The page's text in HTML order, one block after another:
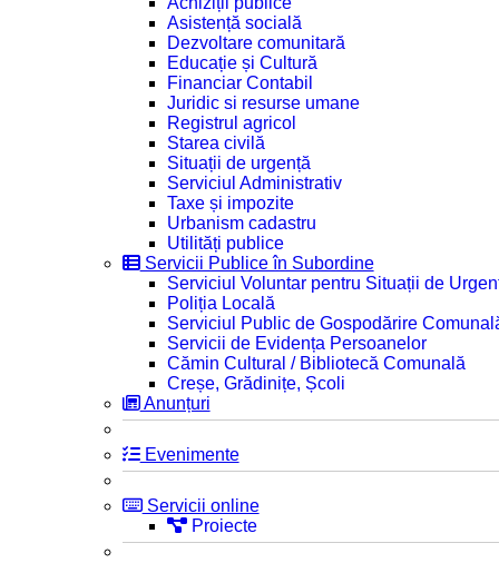
Asistență socială
Dezvoltare comunitară
Educație și Cultură
Financiar Contabil
Juridic si resurse umane
Registrul agricol
Starea civilă
Situații de urgență
Serviciul Administrativ
Taxe și impozite
Urbanism cadastru
Utilități publice
Servicii Publice în Subordine
Serviciul Voluntar pentru Situații de
Poliția Locală
Serviciul Public de Gospodărire
Servicii de Evidența Persoanelor
Cămin Cultural / Bibliotecă Comunală
Creșe, Grădinițe, Școli
Anunțuri
Evenimente
Servicii online
Proiecte